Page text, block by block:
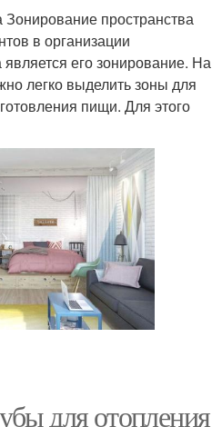
пространства
в организации
его зонирование. На
легко выделить зоны для
пищи. Для этого
для отопления